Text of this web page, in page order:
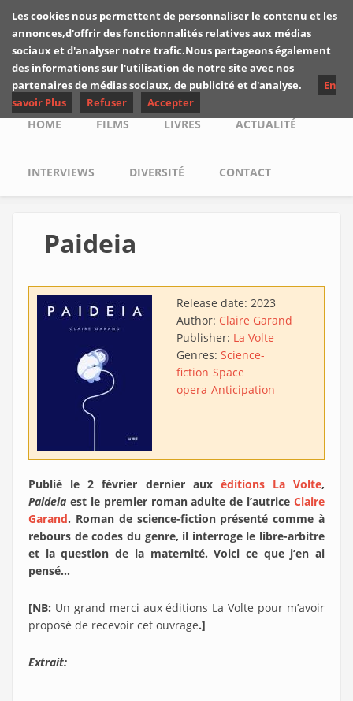
Skip to main content
Les critiques de
Yuyine
Main menu
HOME FILMS LIVRES ACTUALITÉ
INTERVIEWS DIVERSITÉ CONTACT
Paideia
Release date: 2023
Author: Claire Garand
Publisher: La Volte
Genres: Science-
fiction Space
opera Anticipation
Publié le 2 février dernier aux éditions La Volte,
Paideia est le premier roman adulte de l’autrice Claire
Garand. Roman de science-fiction présenté comme à
rebours de codes du genre, il interroge le libre-arbitre
et la question de la maternité. Voici ce que j’en ai
pensé…
[NB: Un grand merci aux éditions La Volte pour m’avoir
proposé de recevoir cet ouvrage.]
Extrait:
Les cookies nous permettent de personnaliser le contenu et les
annonces,d'offrir des fonctionnalités relatives aux médias
sociaux et d'analyser notre trafic.Nous partageons également
des informations sur l'utilisation de notre site avec nos
partenaires de médias sociaux, de publicité et d'analyse.
En
savoir Plus
Refuser Accepter